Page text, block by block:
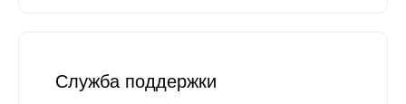
Служба поддержки